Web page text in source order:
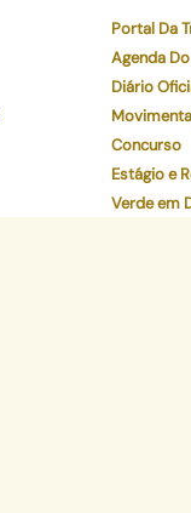
Portal Da
Agenda
Diário
Concurso
Estágio e
Verde em